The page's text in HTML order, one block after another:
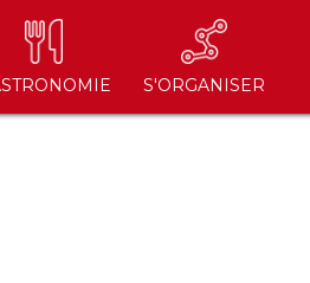
S'ORGANISER